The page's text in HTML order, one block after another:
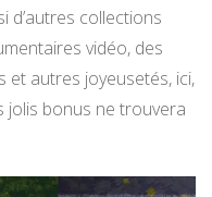
d’autres collections
vidéo, des
et autres joyeusetés, ici,
jolis bonus ne trouvera